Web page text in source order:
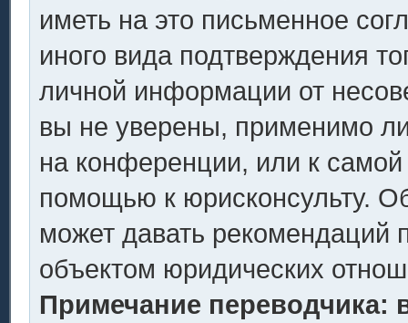
иметь на это письменное
иного вида подтверждения
личной информации от
вы не уверены, применимо
на конференции, или к
помощью к юрисконсульту.
может давать рекомендаций
объектом юридических
Примечание переводчика: